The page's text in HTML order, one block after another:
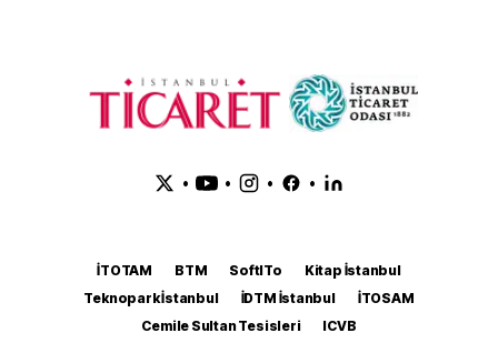
• • • •
İTOTAM BTM SoftITo
Kitap İstanbul
Teknopark İstanbul
İDTM İstanbul
İTOSAM
Cemile Sultan Tesisleri
ICVB